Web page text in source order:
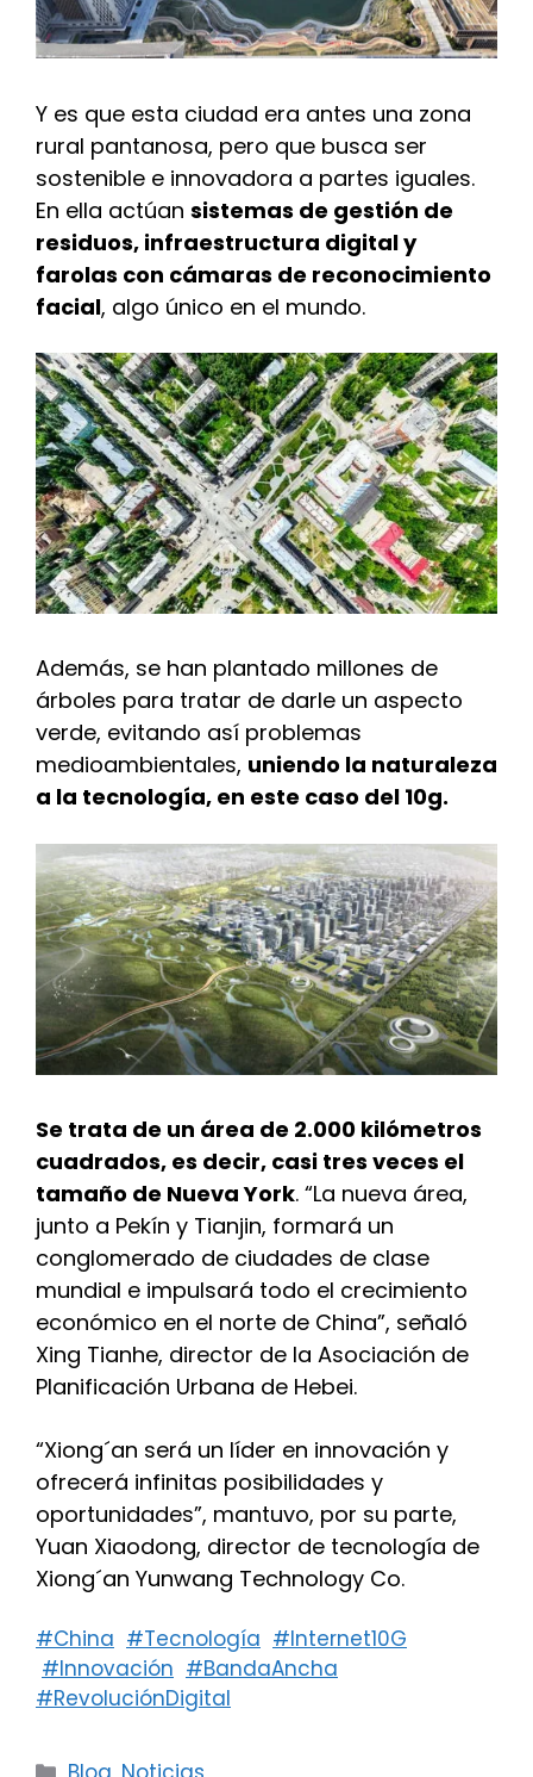
Y es que esta ciudad era antes una zona
rural pantanosa, pero que busca ser
sostenible e innovadora a partes iguales.
En ella actúan sistemas de gestión de
residuos, infraestructura digital y
farolas con cámaras de reconocimiento
facial, algo único en el mundo.
Además, se han plantado millones de
árboles para tratar de darle un aspecto
verde, evitando así problemas
medioambientales, uniendo la naturaleza
a la tecnología, en este caso del 10g.
Se trata de un área de 2.000 kilómetros
cuadrados, es decir, casi tres veces el
tamaño de Nueva York. “La nueva área,
junto a Pekín y Tianjin, formará un
conglomerado de ciudades de clase
mundial e impulsará todo el crecimiento
económico en el norte de China”, señaló
Xing Tianhe, director de la Asociación de
Planificación Urbana de Hebei.
“Xiong´an será un líder en innovación y
ofrecerá infinitas posibilidades y
oportunidades”, mantuvo, por su parte,
Yuan Xiaodong, director de tecnología de
Xiong´an Yunwang Technology Co.
#China #Tecnología #Internet10G
#Innovación #BandaAncha
#RevoluciónDigital
Categorías